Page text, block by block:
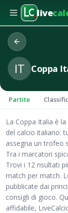
live
IT Coppa
Partite
La Coppa Italia è
del calcio italiano:
assegna un trofeo
Tra i marcatori
Trovi i 12 risultati
match per match.
pubblicate dai
consigli di gioco.
affidabile,